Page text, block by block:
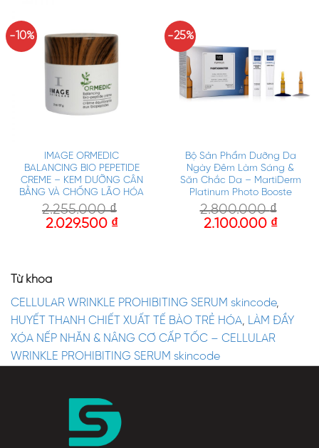
-10%
IMAGE ORMEDIC
BALANCING BIO PEPETIDE
CREME – KEM DƯỠNG CÂN
BẰNG VÀ CHỐNG LÃO HÓA
2.255.000₫
2.029.500 ₫
-25%
Bộ Sản Phẩm Dưỡng Da
Ngày Đêm Làm Sáng &
Săn Chắc Da – MartiDerm
Platinum Photo Booste
2.800.000₫
2.100.000 ₫
Từ khóa
CELLULAR WRINKLE PROHIBITING SERUM skincode,
HUYẾT THANH CHIẾT XUẤT TẾ BÀO TRẺ HÓA, LÀM ĐẦY
XÓA NẾP NHĂN & NÂNG CƠ CẤP TỐC – CELLULAR
WRINKLE PROHIBITING SERUM skincode